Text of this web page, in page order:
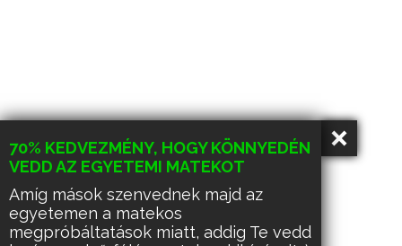
70% KEDVEZMÉNY, HOGY KÖNNYEDÉN
VEDD AZ EGYETEMI MATEKOT
Amíg mások szenvednek majd az
egyetemen a matekos
megpróbáltatások miatt, addig Te vedd